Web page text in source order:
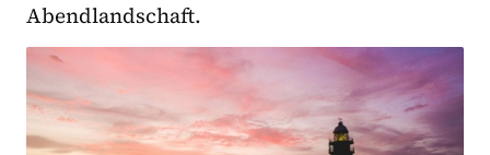
Abendlandschaft.